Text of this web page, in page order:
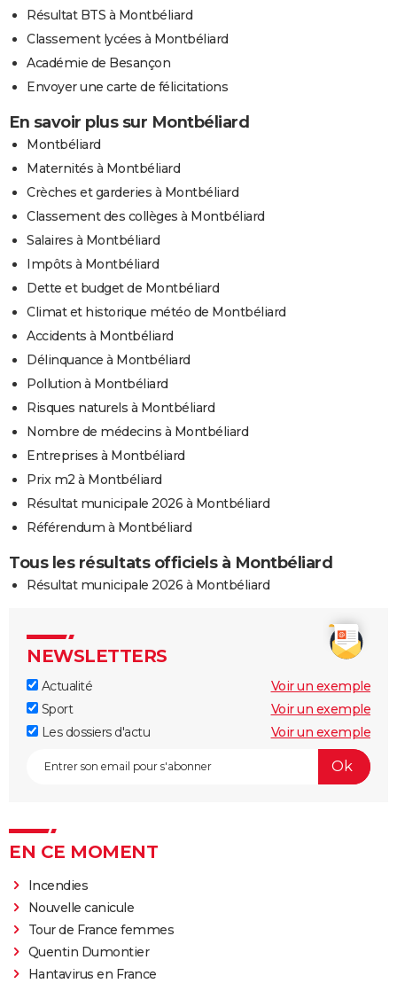
Résultat BTS à Montbéliard
Classement lycées à Montbéliard
Académie de Besançon
Envoyer une carte de félicitations
En savoir plus sur Montbéliard
Montbéliard
Maternités à Montbéliard
Crèches et garderies à Montbéliard
Classement des collèges à Montbéliard
Salaires à Montbéliard
Impôts à Montbéliard
Dette et budget de Montbéliard
Climat et historique météo de Montbéliard
Accidents à Montbéliard
Délinquance à Montbéliard
Pollution à Montbéliard
Risques naturels à Montbéliard
Nombre de médecins à Montbéliard
Entreprises à Montbéliard
Prix m2 à Montbéliard
Résultat municipale 2026 à Montbéliard
Référendum à Montbéliard
Tous les résultats officiels à Montbéliard
Résultat municipale 2026 à Montbéliard
NEWSLETTERS
Actualité
Voir un exemple
Sport
Voir un exemple
Les dossiers d'actu
Voir un exemple
EN CE MOMENT
Incendies
Nouvelle canicule
Tour de France femmes
Quentin Dumontier
Hantavirus en France